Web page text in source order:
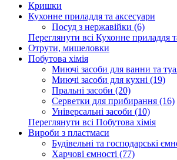
Кришки
Кухонне приладдя та аксесуари
Посуд з нержавійки (6)
Переглянути всі Кухонне приладдя
Отрути, мишеловки
Побутова хімія
Миючі засоби для ванни та
Миючі засоби для кухні (19)
Пральні засоби (20)
Серветки для прибирання (16)
Універсальні засоби (10)
Переглянути всі Побутова хімія
Вироби з пластмаси
Будівельні та господарські
Харчові ємності (77)